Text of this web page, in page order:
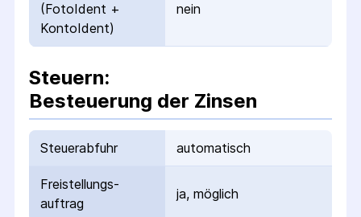
(FotoIdent +
KontoIdent)
nein
Steuern:
Besteuerung der Zinsen
Steuerabfuhr automatisch
Freistellungs­
auftrag
ja, möglich